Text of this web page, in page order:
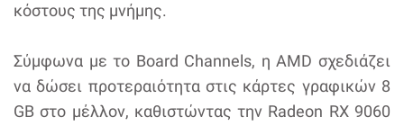
κόστους της μνήμης.
Σύμφωνα με το Board Channels, η AMD σχεδιάζει
να δώσει προτεραιότητα στις κάρτες γραφικών 8
GB στο μέλλον, καθιστώντας την Radeon RX 9060